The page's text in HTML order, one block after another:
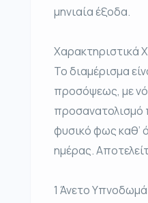
μηνιαία έξοδα.
Χαρακτηριστικά
Το διαμέρισμα
προσόψεως, με
προσανατολισμό
φυσικό φως καθ’
ημέρας.
1 Άνετο